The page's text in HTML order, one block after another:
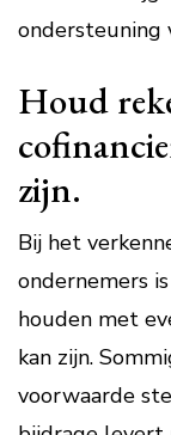
ondersteuning
Houd
zijn.
Bij het
ondernemers
houden met
kan zijn.
voorwaarde